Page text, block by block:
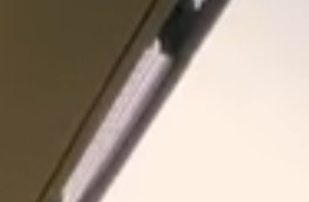
Sälj med oss
Bevakning
Franchise
Om oss
Vårt team
Jobba med oss